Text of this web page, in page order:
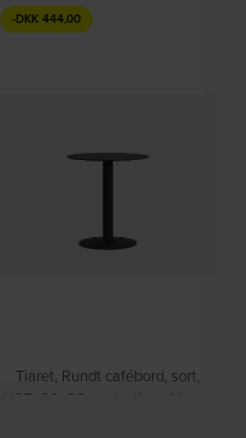
-DKK 444,00
Tiaret, Rundt cafébord, sort,
H97x60x60 cm by Kave Home